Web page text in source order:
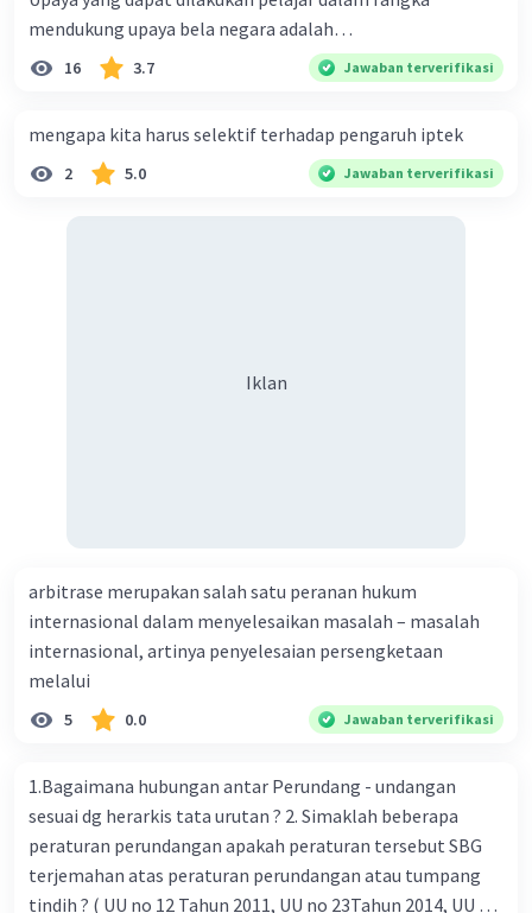
mendukung upaya bela negara adalah…
16 3.7 Jawaban terverifikasi
mengapa kita harus selektif terhadap pengaruh iptek
2 5.0 Jawaban terverifikasi
Iklan
arbitrase merupakan salah satu peranan hukum
internasional dalam menyelesaikan masalah – masalah
internasional, artinya penyelesaian persengketaan
melalui
5 0.0 Jawaban terverifikasi
1.Bagaimana hubungan antar Perundang - undangan
sesuai dg herarkis tata urutan ? 2. Simaklah beberapa
peraturan perundangan apakah peraturan tersebut SBG
terjemahan atas peraturan perundangan atau tumpang
tindih ? ( UU no 12 Tahun 2011, UU no 23Tahun 2014, UU No